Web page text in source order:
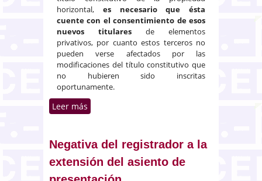
horizontal, es necesario que ésta
cuente con el consentimiento de esos
nuevos titulares de elementos
privativos, por cuanto estos terceros no
pueden verse afectados por las
modificaciones del título constitutivo que
no hubieren sido inscritas
oportunamente.
Leer más
y su presentación
Negativa del registrador a la
extensión del asiento de